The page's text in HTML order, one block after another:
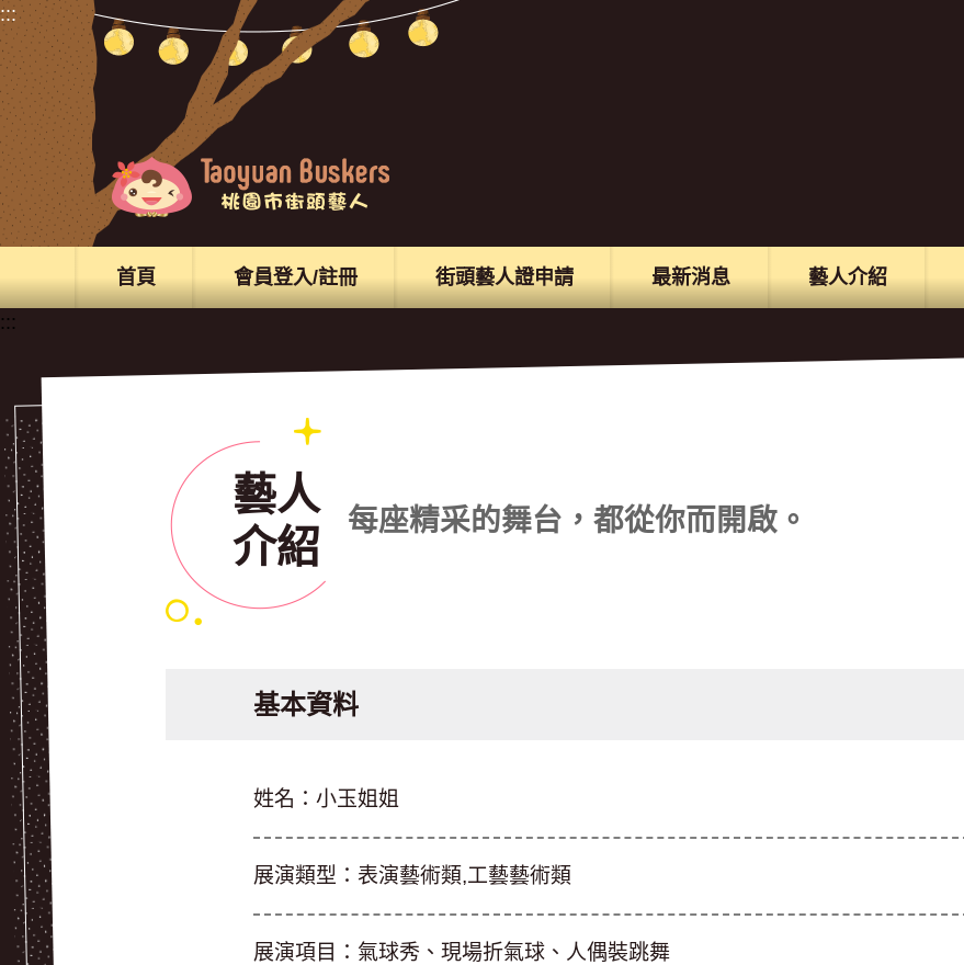
前往主要內容區
:::
首頁 會員登入/註冊 街頭藝人證申請 最新消息 藝人介紹
:::
藝人
介紹
每座精采的舞台，都從你而開啟。
基本資料
姓名： 小玉姐姐
展演類型： 表演藝術類,工藝藝術類
展演項目： 氣球秀、現場折氣球、人偶裝跳舞